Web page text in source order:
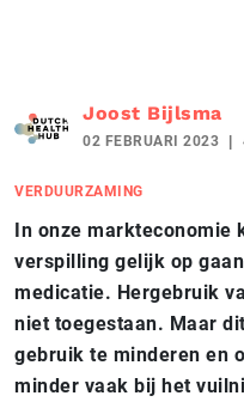
Joost Bijlsma
02 FEBRUARI 2023
VERDUURZAMING
In onze markteconomie
verspilling gelijk op
medicatie. Hergebruik
niet toegestaan. Maar
gebruik te minderen en
minder vaak bij het